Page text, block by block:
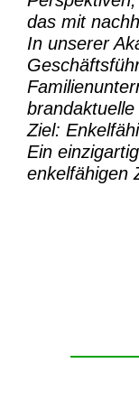
das mit
In unserer
Ziel:
Ein
enkelfähigen